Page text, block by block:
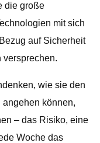
die große
mit sich
auf Sicherheit
versprechen.
wie sie den
angehen können,
– das Risiko, eine
Woche das